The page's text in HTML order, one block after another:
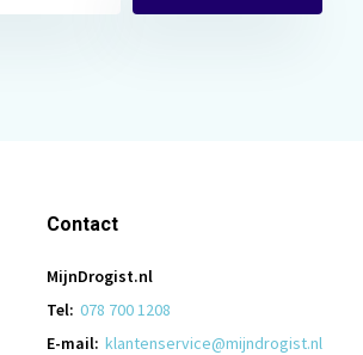
Contact
MijnDrogist.nl
Tel: 078 700 1208
E-mail: klantenservice@mijndrogist.nl